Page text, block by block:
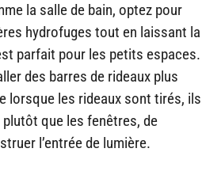
la salle de bain, optez pour
hydrofuges tout en laissant la
parfait pour les petits espaces.
des barres de rideaux plus
lorsque les rideaux sont tirés, ils
que les fenêtres, de
l’entrée de lumière.